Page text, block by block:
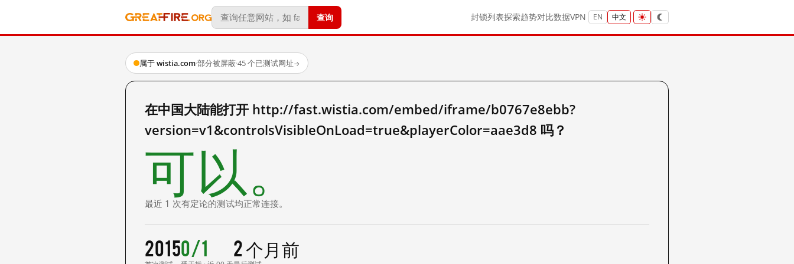
查询 封锁列表探索趋势对比数据VPN EN 中文
属于 wistia.com·部分被屏蔽·45 个已测试网址→
在中国大陆能打开 http://fast.wistia.com/embed/iframe/b0767e8ebb?
version=v1&controlsVisibleOnLoad=true&playerColor=aae3d8 吗？
可以。
最近 1 次有定论的测试均正常连接。
20150/1 2 个月前